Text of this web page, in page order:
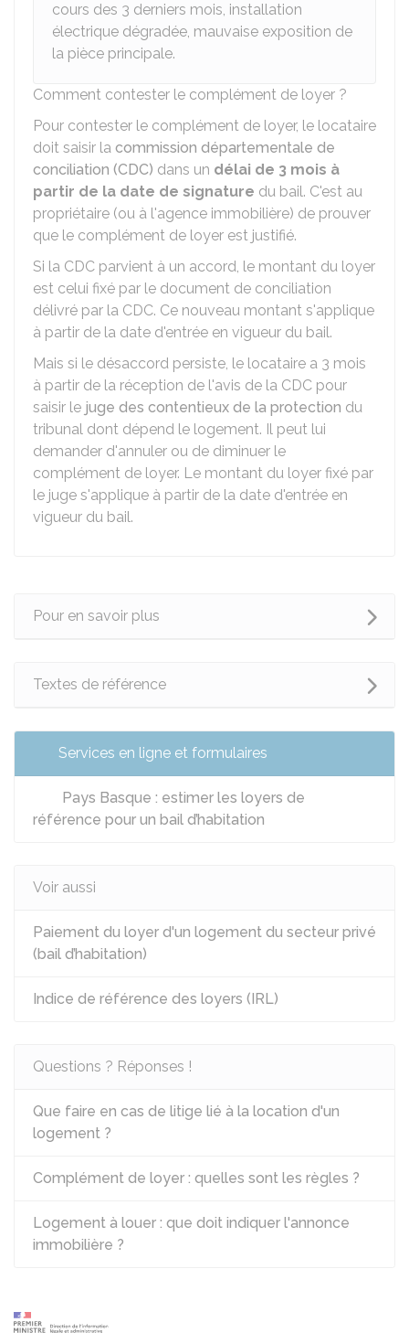
cours des 3 derniers mois, installation
électrique dégradée, mauvaise exposition de
la pièce principale.
Comment contester le complément de loyer ?
Pour contester le complément de loyer, le locataire
doit saisir la commission départementale de
conciliation (CDC) dans un délai de 3 mois à
partir de la date de signature du bail. C'est au
propriétaire (ou à l'agence immobilière) de prouver
que le complément de loyer est justifié.
Si la CDC parvient à un accord, le montant du loyer
est celui fixé par le document de conciliation
délivré par la CDC. Ce nouveau montant s'applique
à partir de la date d'entrée en vigueur du bail.
Mais si le désaccord persiste, le locataire a 3 mois
à partir de la réception de l'avis de la CDC pour
saisir le juge des contentieux de la protection du
tribunal dont dépend le logement. Il peut lui
demander d'annuler ou de diminuer le
complément de loyer. Le montant du loyer fixé par
le juge s'applique à partir de la date d'entrée en
vigueur du bail.
Pour en savoir plus
Textes de référence
Services en ligne et formulaires
Pays Basque : estimer les loyers de
référence pour un bail d’habitation
Voir aussi
Paiement du loyer d'un logement du secteur privé
(bail d’habitation)
Indice de référence des loyers (IRL)
Questions ? Réponses !
Que faire en cas de litige lié à la location d'un
logement ?
Complément de loyer : quelles sont les règles ?
Logement à louer : que doit indiquer l'annonce
immobilière ?